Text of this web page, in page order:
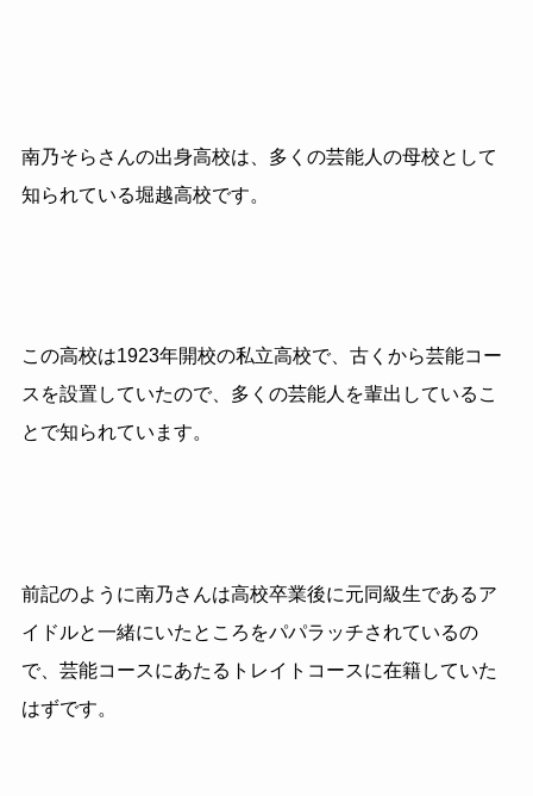
南乃そらさんの出身高校は、多くの芸能人の母校として
知られている堀越高校です。
この高校は1923年開校の私立高校で、古くから芸能コー
スを設置していたので、多くの芸能人を輩出しているこ
とで知られています。
前記のように南乃さんは高校卒業後に元同級生であるア
イドルと一緒にいたところをパパラッチされているの
で、芸能コースにあたるトレイトコースに在籍していた
はずです。